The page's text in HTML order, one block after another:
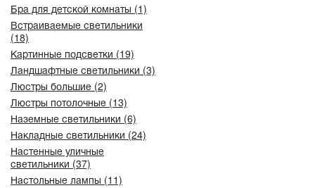
Бра для детской комнаты (1)
Встраиваемые светильники
(18)
Картинные подсветки (19)
Ландшафтные светильники (3)
Люстры большие (2)
Люстры потолочные (13)
Наземные светильники (6)
Накладные светильники (24)
Настенные уличные
светильники (37)
Настольные лампы (11)